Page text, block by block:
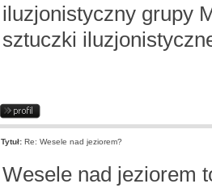
iluzjonistyczny grupy
sztuczki
Tytuł: Re: Wesele nad jeziorem?
Wesele nad jeziorem